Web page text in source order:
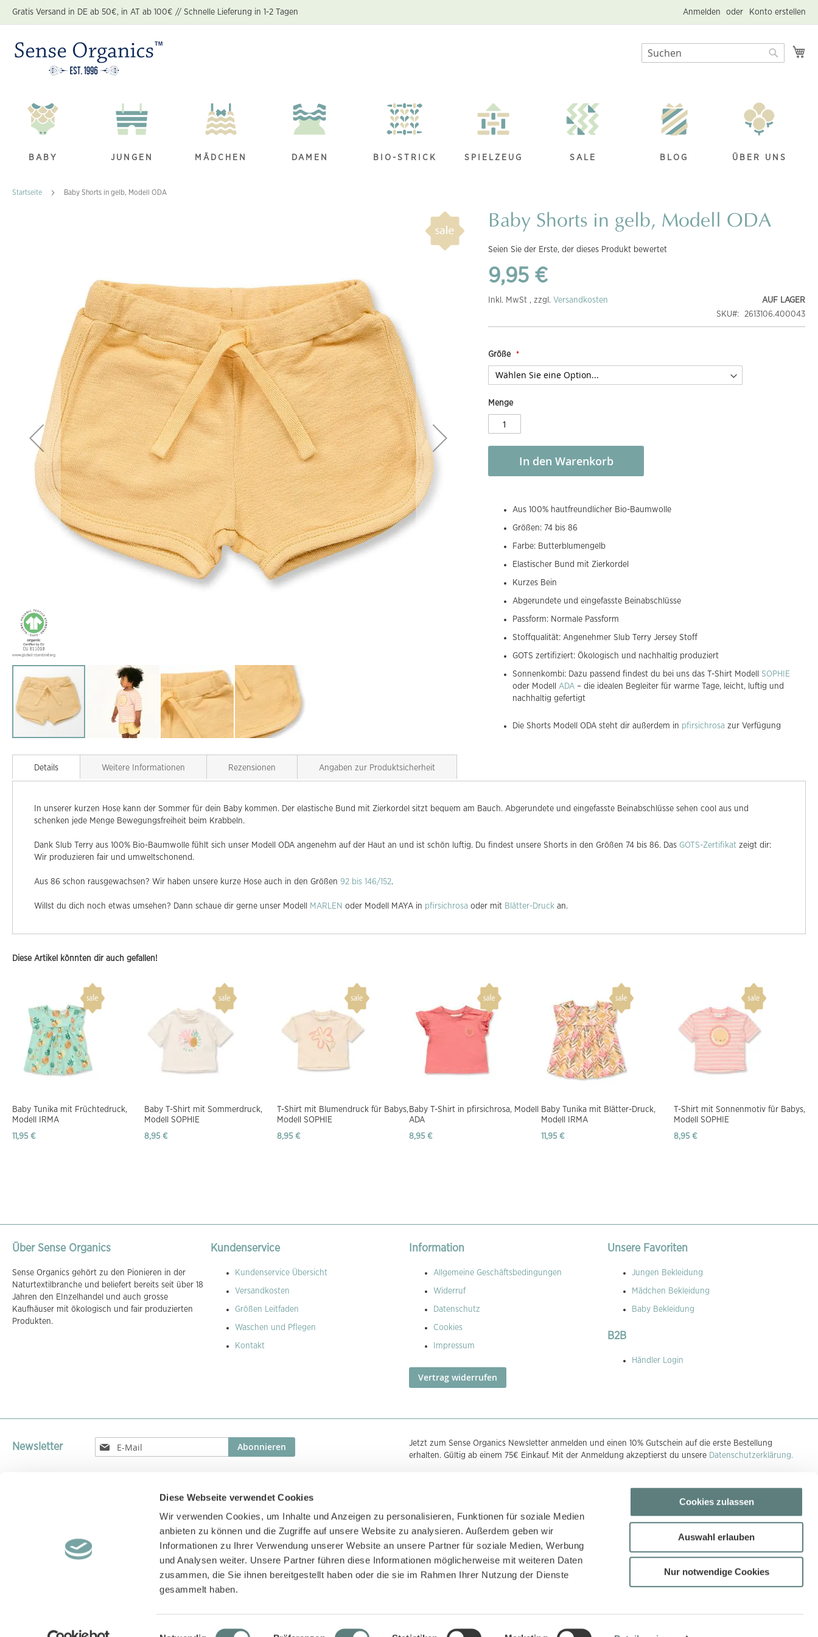
Diese Webseite verwendet Cookies
Wir verwenden Cookies, um Inhalte und Anzeigen zu personalisieren, Funktionen für soziale Medien
anbieten zu können und die Zugriffe auf unsere Website zu analysieren. Außerdem geben wir
Informationen zu Ihrer Verwendung unserer Website an unsere Partner für soziale Medien, Werbung
und Analysen weiter. Unsere Partner führen diese Informationen möglicherweise mit weiteren Daten
zusammen, die Sie ihnen bereitgestellt haben oder die sie im Rahmen Ihrer Nutzung der Dienste
gesammelt haben.
Einwilligungsauswahl
Cookies zulassen
Auswahl erlauben
Nur notwendige Cookies
Zum
Inhalt
Anmelden Konto erstellen
Gratis Versand in DE ab 50€, in AT ab 100€ // Schnelle Lieferung in 1-2 Tagen
Suche
BABY JUNGEN MÄDCHEN DAMEN BIO-STRICK SPIELZEUG SALE BLOG ÜBER UNS
Startseite Baby Shorts in gelb, Modell ODA
Anfang
Bildgalerie
Baby Shorts in gelb, Modell ODA
Seien Sie der Erste, der dieses Produkt bewertet
9,95 €
AUF LAGER
SKU
2613106.400043
Inkl. MwSt , zzgl. Versandkosten
Größe
Menge
In den Warenkorb
Aus 100% hautfreundlicher Bio-Baumwolle
Größen: 74 bis 86
Farbe: Butterblumengelb
Elastischer Bund mit Zierkordel
Kurzes Bein
Abgerundete und eingefasste Beinabschlüsse
Passform: Normale Passform
Stoffqualität: Angenehmer Slub Terry Jersey Stoff
GOTS zertifiziert: Ökologisch und nachhaltig produziert
Sonnenkombi: Dazu passend findest du bei uns das T-Shirt ModellSOPHIE
oder ModellADA – die idealen Begleiter für warme Tage, leicht, luftig und
nachhaltig gefertigt
Die Shorts Modell ODA steht dir außerdem in pfirsichrosa zur Verfügung
Details
In unserer kurzen Hose kann der Sommer für dein Baby kommen. Der elastische Bund mit Zierkordel sitzt bequem am Bauch. Abgerundete und eingefasste Beinabschlüsse sehen cool aus und
schenken jede Menge Bewegungsfreiheit beim Krabbeln.
Dank Slub Terry aus 100% Bio-Baumwolle fühlt sich unser Modell ODA angenehm auf der Haut an und ist schön luftig. Du findest unsere Shorts in den Größen 74 bis 86. Das GOTS-Zertifikat zeigt dir:
Wir produzieren fair und umweltschonend.
Aus 86 schon rausgewachsen? Wir haben unsere kurze Hose auch in den Größen 92 bis 146/152.
Willst du dich noch etwas umsehen? Dann schaue dir gerne unser Modell MARLEN oder Modell MAYA in pfirsichrosa oder mit Blätter-Druck an.
Weitere Informationen Rezensionen Angaben zur Produktsicherheit
Diese Artikel könnten dir auch gefallen!
Baby Tunika mit Früchtedruck,
Modell IRMA
11,95 €
Baby T-Shirt mit Sommerdruck,
Modell SOPHIE
8,95 €
T-Shirt mit Blumendruck für Babys,
Modell SOPHIE
8,95 €
Baby T-Shirt in pfirsichrosa, Modell
ADA
8,95 €
Baby Tunika mit Blätter-Druck,
Modell IRMA
11,95 €
T-Shirt mit Sonnenmotiv für Babys,
Modell SOPHIE
8,95 €
Über Sense Organics
Sense Organics gehört zu den Pionieren in der
Naturtextilbranche und beliefert bereits seit über 18
Jahren den EInzelhandel und auch grosse
Kaufhäuser mit ökologisch und fair produzierten
Produkten.
Kundenservice
Kundenservice Übersicht
Versandkosten
Größen Leitfaden
Waschen und Pflegen
Kontakt
Information
Allgemeine Geschäftsbedingungen
Widerruf
Datenschutz
Cookies
Impressum
Vertrag widerrufen
Unsere Favoriten
Jungen Bekleidung
Mädchen Bekleidung
Baby Bekleidung
B2B
Händler Login
Newsletter
Melden
Sie
Abonnieren
Jetzt zum Sense Organics Newsletter anmelden und einen 10% Gutschein auf die erste Bestellung
erhalten. Gültig ab einem 75€ Einkauf. Mit der Anmeldung akzeptierst du unsere Datenschutzerklärung.
Versand unserer Pakete mit GLS, DPD, UPS oder DHL
Zahlungsmethoden